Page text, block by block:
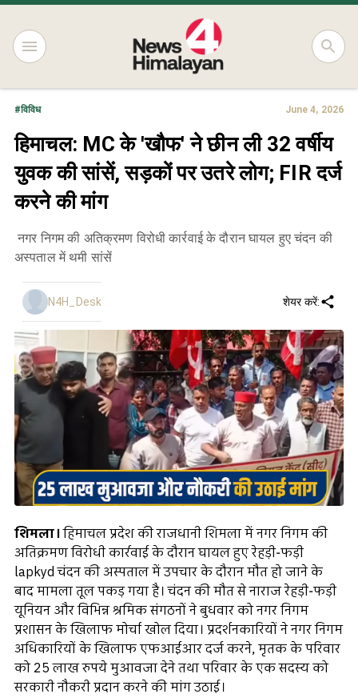
#विविध June 4, 2026
हिमाचल: MC के 'खौफ' ने छीन ली 32 वर्षीय
युवक की सांसें, सड़कों पर उतरे लोग; FIR दर्ज
करने की मांग
नगर निगम की अतिक्रमण विरोधी कार्रवाई के दौरान घायल हुए चंदन की
अस्पताल में थमी सांसें
N4H_Desk शेयर करें:
शिमला।हिमाचल प्रदेश की राजधानी शिमला में नगर निगम की
अतिक्रमण विरोधी कार्रवाई के दौरान घायल हुए रेहड़ी-फड़ी
lapkyd चंदन की अस्पताल में उपचार के दौरान मौत हो जाने के
बाद मामला तूल पकड़ गया है। चंदन की मौत से नाराज रेहड़ी-फड़ी
यूनियन और विभिन्न श्रमिक संगठनों ने बुधवार को नगर निगम
प्रशासन के खिलाफ मोर्चा खोल दिया। प्रदर्शनकारियों ने नगर निगम
अधिकारियों के खिलाफ एफआईआर दर्ज करने, मृतक के परिवार
को 25 लाख रुपये मुआवजा देने तथा परिवार के एक सदस्य को
सरकारी नौकरी प्रदान करने की मांग उठाई।